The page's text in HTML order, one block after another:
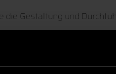
Gestaltung und